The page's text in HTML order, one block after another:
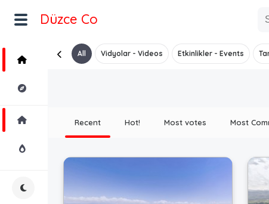
Düzce Co
Home
Home
All Vidyolar - Videos Etkinlikler - Events
Recent Hot! Most votes Most